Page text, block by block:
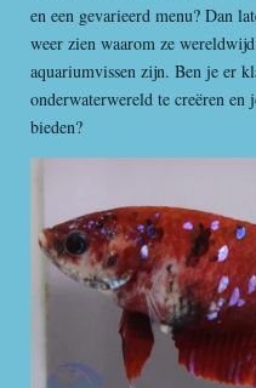
en een gevarieerd menu? Dan
weer zien waarom ze
aquariumvissen zijn. Ben je er
onderwaterwereld te creëren en
bieden?